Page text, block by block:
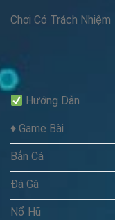
Chơi Có Trách Nhiệm
Hướng Dẫn
♦️ Game Bài
Bắn Cá
Đá Gà
Nổ Hũ